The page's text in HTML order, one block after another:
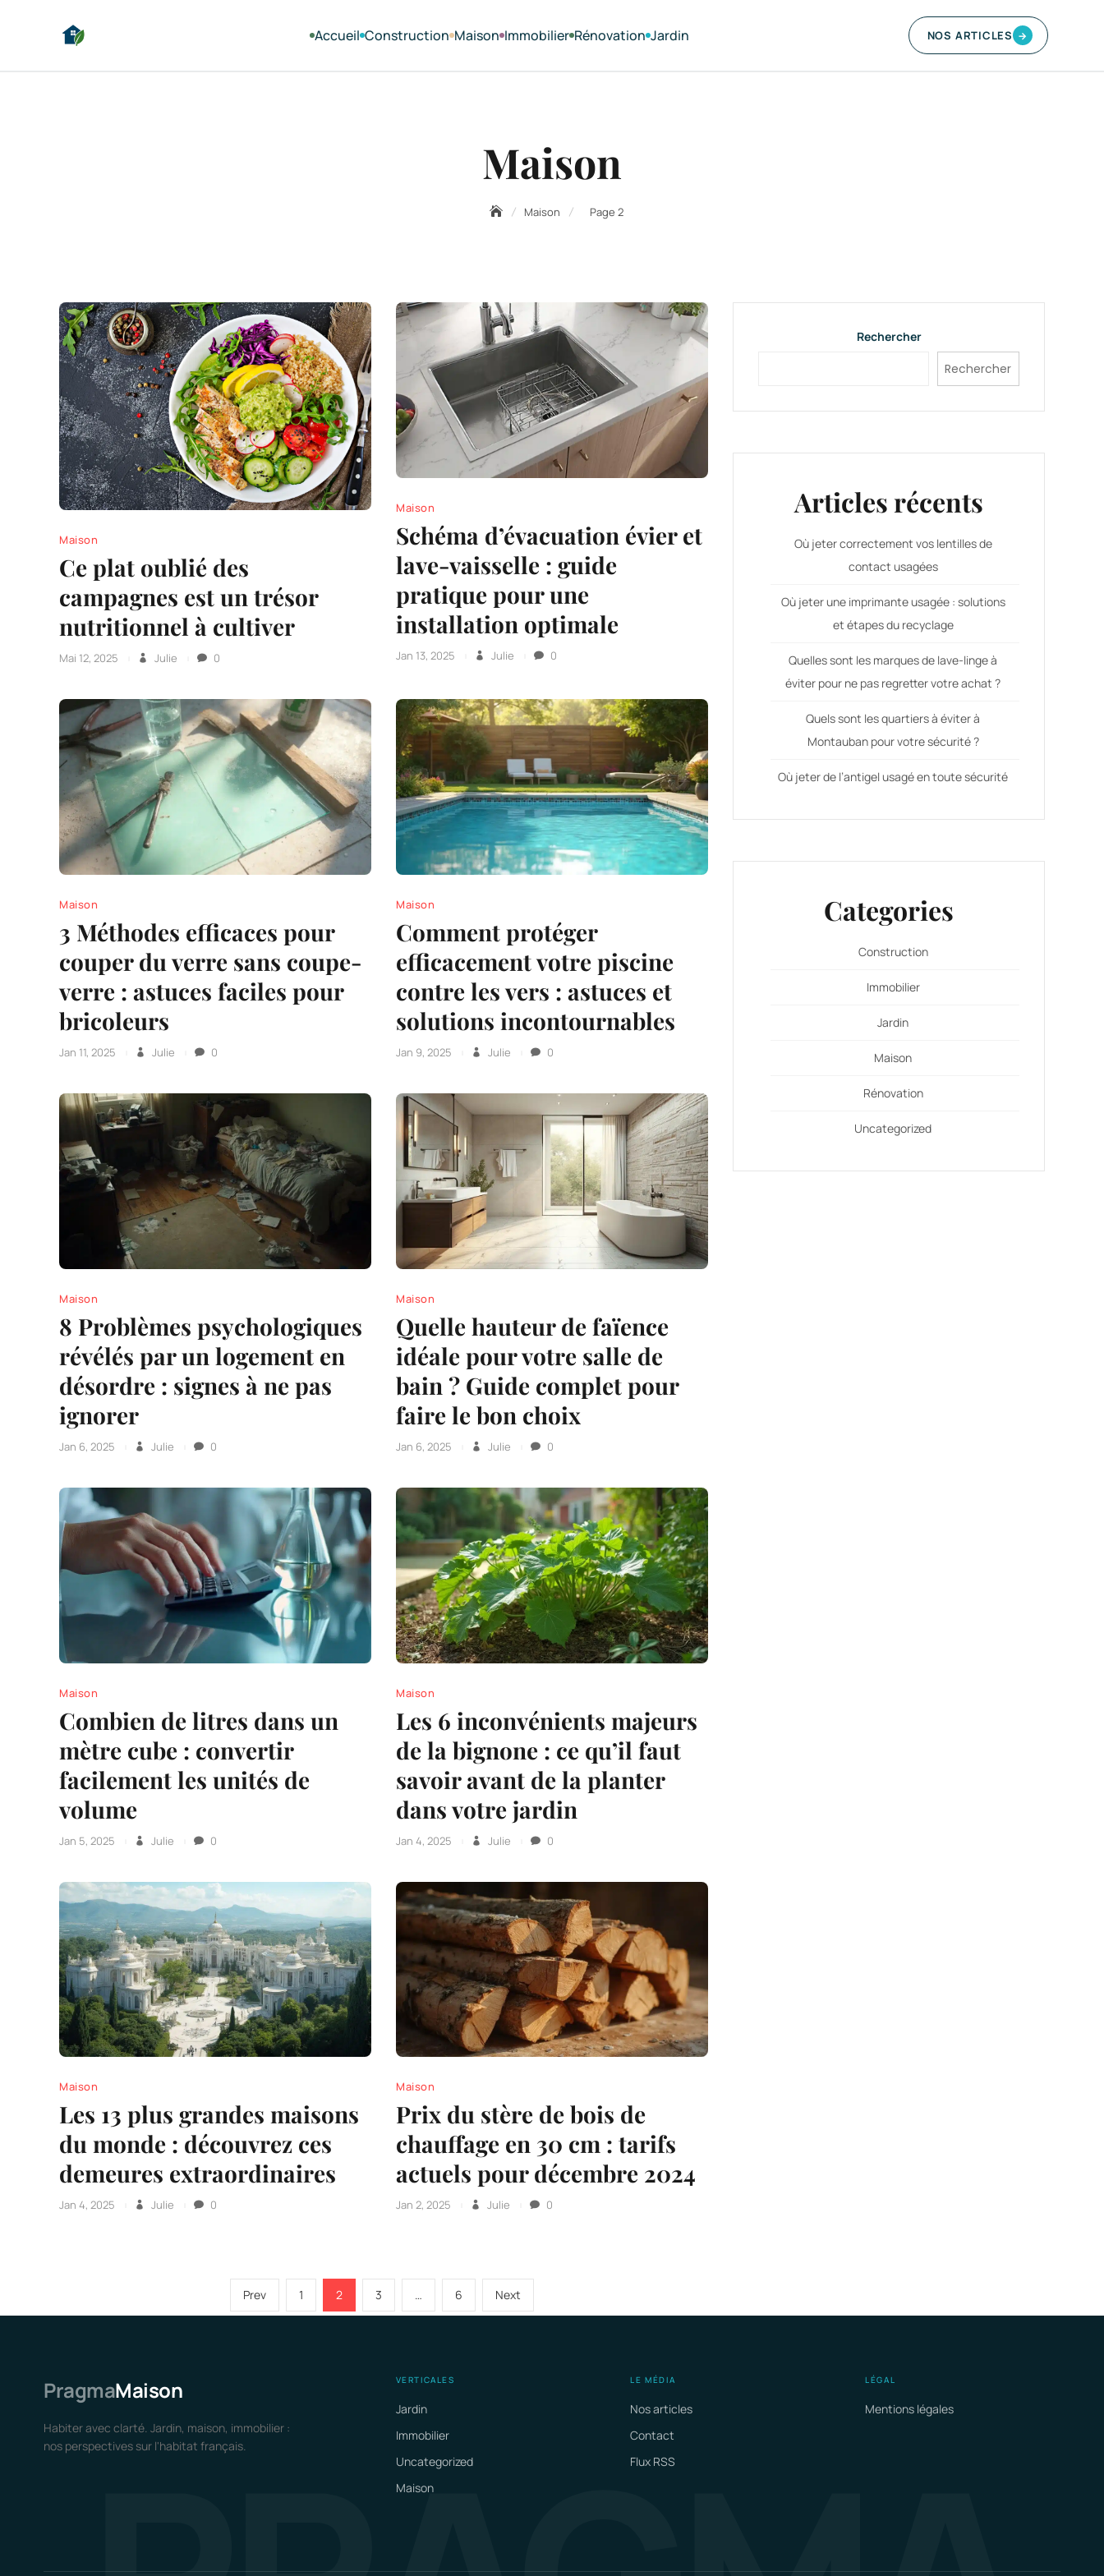
Accueil Construction Maison Immobilier Rénovation Jardin NOS ARTICLES →
Maison
Maison Page 2
Maison
Ce plat oublié des
campagnes est un trésor
nutritionnel à cultiver
Mai 12, 2025 Julie 0
Maison
Schéma d’évacuation évier et
lave-vaisselle : guide
pratique pour une
installation optimale
Jan 13, 2025 Julie 0
Maison
3 Méthodes efficaces pour
couper du verre sans coupe-
verre : astuces faciles pour
bricoleurs
Jan 11, 2025 Julie 0
Maison
Comment protéger
efficacement votre piscine
contre les vers : astuces et
solutions incontournables
Jan 9, 2025 Julie 0
Maison
8 Problèmes psychologiques
révélés par un logement en
désordre : signes à ne pas
ignorer
Jan 6, 2025 Julie 0
Maison
Quelle hauteur de faïence
idéale pour votre salle de
bain ? Guide complet pour
faire le bon choix
Jan 6, 2025 Julie 0
Maison
Combien de litres dans un
mètre cube : convertir
facilement les unités de
volume
Jan 5, 2025 Julie 0
Maison
Les 6 inconvénients majeurs
de la bignone : ce qu’il faut
savoir avant de la planter
dans votre jardin
Jan 4, 2025 Julie 0
Maison
Les 13 plus grandes maisons
du monde : découvrez ces
demeures extraordinaires
Jan 4, 2025 Julie 0
Maison
Prix du stère de bois de
chauffage en 30 cm : tarifs
actuels pour décembre 2024
Jan 2, 2025 Julie 0
Prev 1 2 3 … 6 Next
Rechercher
Rechercher
Articles récents
Où jeter correctement vos lentilles de
contact usagées
Où jeter une imprimante usagée : solutions
et étapes du recyclage
Quelles sont les marques de lave-linge à
éviter pour ne pas regretter votre achat ?
Quels sont les quartiers à éviter à
Montauban pour votre sécurité ?
Où jeter de l’antigel usagé en toute sécurité
Categories
Construction
Immobilier
Jardin
Maison
Rénovation
Uncategorized
PragmaMaison
Habiter avec clarté. Jardin, maison, immobilier :
nos perspectives sur l'habitat français.
VERTICALES
Jardin
Immobilier
Uncategorized
Maison
LE MÉDIA
Nos articles
Contact
Flux RSS
LÉGAL
Mentions légales